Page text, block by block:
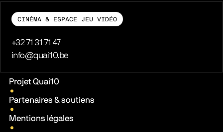
CINÉMA & ESPACE JEU VIDÉO
Téléphone
+32 71 31 71 47
E-mail
info@quai10.be
Liens pratiques
Projet Quai10
Partenaires & soutiens
Mentions légales